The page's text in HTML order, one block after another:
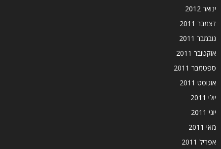
ינואר 2012
דצמבר 2011
נובמבר 2011
אוקטובר 2011
ספטמבר 2011
אוגוסט 2011
יולי 2011
יוני 2011
מאי 2011
אפריל 2011